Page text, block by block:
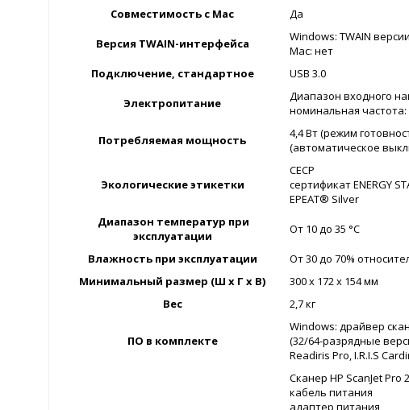
Совместимость с Mac
Да
Версия TWAIN-интерфейса
Windows: TWAIN
Mac: нет
Подключение, стандартное
USB 3.0
Электропитание
Диапазон входного
номинальная частота:
Потребляемая мощность
4,4 Вт (режим
(автоматическое
Экологические этикетки
CECP
сертификат ENERGY
EPEAT® Silver
Диапазон температур при
эксплуатации
От 10 до 35 °C
Влажность при эксплуатации
От 30 до 70%
Минимальный размер (Ш x Г x В)
300 x 172 x 154 мм
Вес
2,7 кг
ПО в комплекте
Windows: драйвер
(32/64-разрядные
Readiris Pro, I.R.I.S
Сканер HP ScanJet Pro
кабель питания
адаптер питания